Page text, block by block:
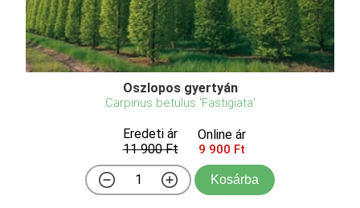
Oszlopos gyertyán
Carpinus betulus 'Fastigiata'
Eredeti ár
11 900 Ft
Online ár
9 900 Ft
Kosárba